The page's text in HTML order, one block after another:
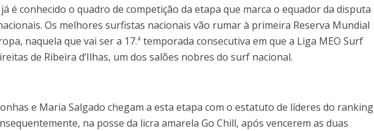
é conhecido o quadro de competição da etapa que marca o equador da disputa
Os melhores surfistas nacionais vão rumar à primeira Reserva Mundial
naquela que vai ser a 17.ª temporada consecutiva em que a Liga MEO Surf
de Ribeira d’Ilhas, um dos salões nobres do surf nacional.
e Maria Salgado chegam a esta etapa com o estatuto de líderes do ranking
na posse da licra amarela Go Chill, após vencerem as duas